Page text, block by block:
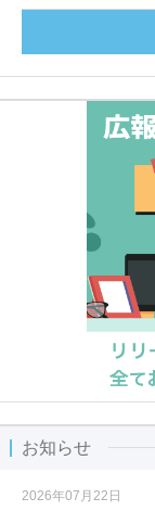
お知らせ
2026年07月22日